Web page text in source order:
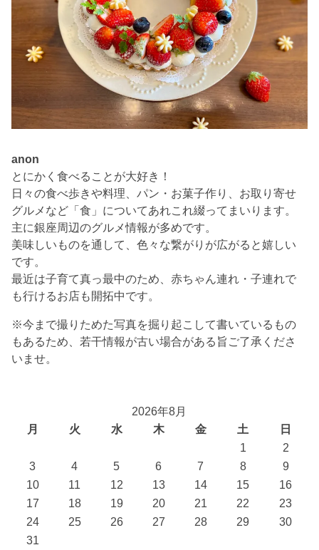
anon
とにかく食べることが大好き！
日々の食べ歩きや料理、パン・お菓子作り、お取り寄せ
グルメなど「食」についてあれこれ綴ってまいります。
主に銀座周辺のグルメ情報が多めです。
美味しいものを通して、色々な繋がりが広がると嬉しい
です。
最近は子育て真っ最中のため、赤ちゃん連れ・子連れで
も行けるお店も開拓中です。
※今まで撮りためた写真を掘り起こして書いているもの
もあるため、若干情報が古い場合がある旨ご了承くださ
いませ。
2026年8月
月
火 水 木 金 土
日
1
2
3
4 5 6 7 8
9
10
11 12 13 14 15
16
17
18 19 20 21 22
23
24
25 26 27 28 29
30
31